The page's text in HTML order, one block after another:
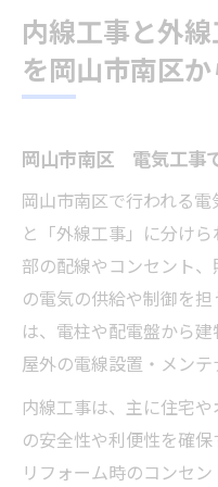
内線工事と外
を岡山市南区
岡山市南区 電気工事
岡山市南区で行われる電
と「外線工事」に分け
部の配線やコンセント
の電気の供給や制御を
は、電柱や配電盤から建
屋外の電線設置・メンテ
内線工事は、主に住宅
の安全性や利便性を確保
リフォーム時のコンセ